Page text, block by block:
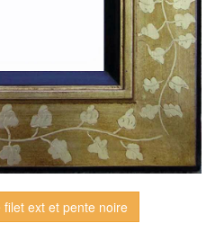
ext et pente noire